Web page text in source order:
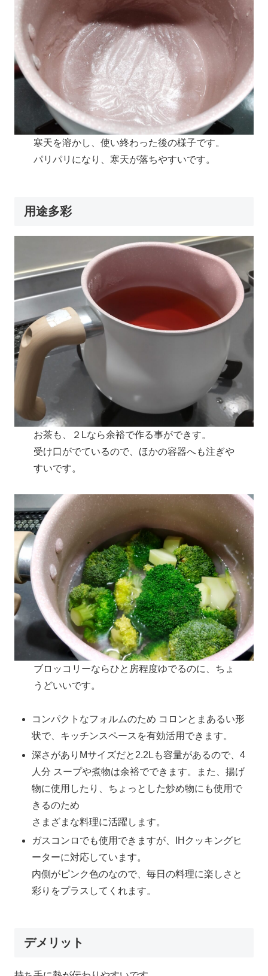
寒天を溶かし、使い終わった後の様子です。
パリパリになり、寒天が落ちやすいです。
用途多彩
お茶も、２Lなら余裕で作る事ができす。
受け口がでているので、ほかの容器へも注ぎや
すいです。
ブロッコリーならひと房程度ゆでるのに、ちょ
うどいいです。
コンパクトなフォルムのため コロンとまあるい形
状で、キッチンスペースを有効活用できます。
深さがありMサイズだと2.2Lも容量があるので、4
人分 スープや煮物は余裕でできます。また、揚げ
物に使用したり、ちょっとした炒め物にも使用で
きるのため
さまざまな料理に活躍します。
ガスコンロでも使用できますが、IHクッキングヒ
ーターに対応しています。
内側がピンク色のなので、毎日の料理に楽しさと
彩りをプラスしてくれます。
デメリット